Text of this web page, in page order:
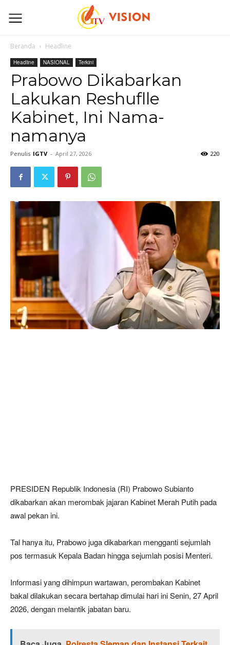
Beranda Headline
Headline NASIONAL Terkini
Prabowo Dikabarkan
Lakukan Reshuflle
Kabinet, Ini Nama-
namanya
Penulis IGTV - April 27, 2026 220
PRESIDEN Republik Indonesia (RI) Prabowo Subianto
dikabarkan akan merombak jajaran Kabinet Merah Putih pada
awal pekan ini.
Tal hanya itu, Prabowo juga dikabarkan mengganti sejumlah
pos termasuk Kepala Badan hingga sejumlah posisi Menteri.
Informasi yang dihimpun wartawan, perombakan Kabinet
bakal dilakukan secara bertahap dimulai hari ini Senin, 27 April
2026, dengan melantik jabatan baru.